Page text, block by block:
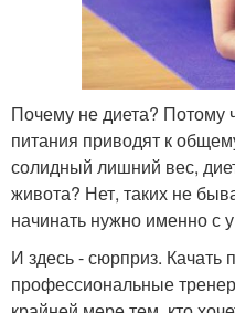
Почему не диета? Потому
питания приводят к
солидный лишний вес,
живота? Нет, таких не
начинать нужно именно с
И здесь - сюрприз.
профессиональные